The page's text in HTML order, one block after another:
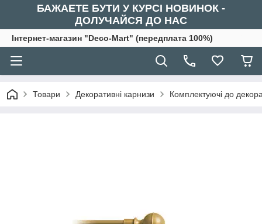
БАЖАЕТЕ БУТИ У КУРСІ НОВИНОК -
ДОЛУЧАЙСЯ ДО НАС
Інтернет-магазин "Deco-Mart" (передплата 100%)
Товари Декоративні карнизи Комплектуючі до